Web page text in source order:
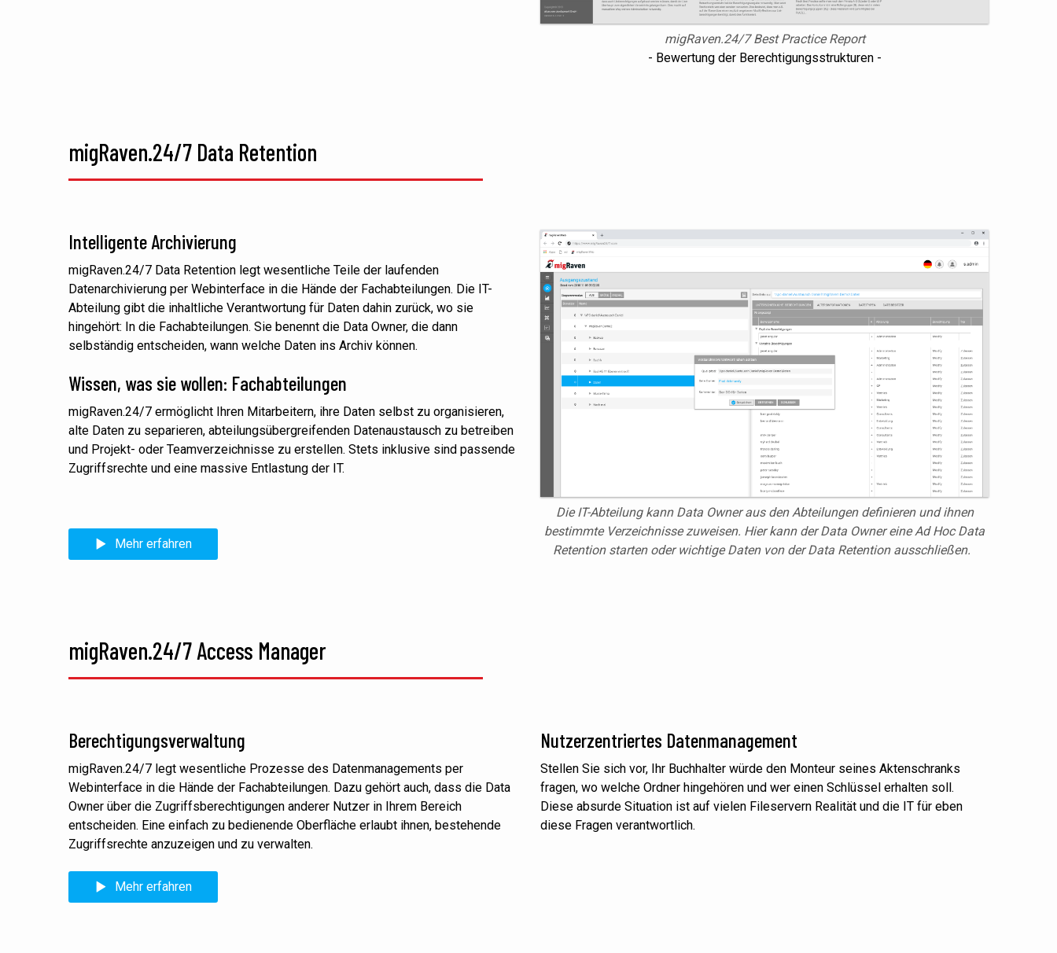
migRaven.24/7 Best Practice Report
- Bewertung der Berechtigungsstrukturen -
migRaven.24/7 Data Retention
Intelligente Archivierung
migRaven.24/7 Data Retention legt wesentliche Teile der laufenden
Datenarchivierung per Webinterface in die Hände der Fachabteilungen. Die IT-
Abteilung gibt die inhaltliche Verantwortung für Daten dahin zurück, wo sie
hingehört: In die Fachabteilungen. Sie benennt die Data Owner, die dann
selbständig entscheiden, wann welche Daten ins Archiv können.
Wissen, was sie wollen: Fachabteilungen
migRaven.24/7 ermöglicht Ihren Mitarbeitern, ihre Daten selbst zu organisieren,
alte Daten zu separieren, abteilungsübergreifenden Datenaustausch zu betreiben
und Projekt- oder Teamverzeichnisse zu erstellen. Stets inklusive sind passende
Zugriffsrechte und eine massive Entlastung der IT.
Mehr erfahren
Die IT-Abteilung kann Data Owner aus den Abteilungen definieren und ihnen
bestimmte Verzeichnisse zuweisen. Hier kann der Data Owner eine Ad Hoc Data
Retention starten oder wichtige Daten von der Data Retention ausschließen.
migRaven.24/7 Access Manager
Berechtigungsverwaltung
migRaven.24/7 legt wesentliche Prozesse des Datenmanagements per
Webinterface in die Hände der Fachabteilungen. Dazu gehört auch, dass die Data
Owner über die Zugriffsberechtigungen anderer Nutzer in Ihrem Bereich
entscheiden. Eine einfach zu bedienende Oberfläche erlaubt ihnen, bestehende
Zugriffsrechte anzuzeigen und zu verwalten.
Mehr erfahren
Nutzerzentriertes Datenmanagement
Stellen Sie sich vor, Ihr Buchhalter würde den Monteur seines Aktenschranks
fragen, wo welche Ordner hingehören und wer einen Schlüssel erhalten soll.
Diese absurde Situation ist auf vielen Fileservern Realität und die IT für eben
diese Fragen verantwortlich.